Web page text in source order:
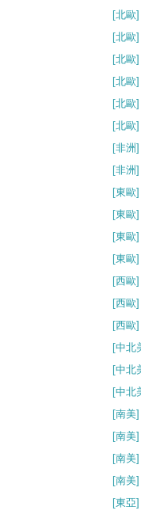
[北歐
[北歐
[北歐
[北歐
[北歐
[北歐
[非洲
[非洲
[東歐
[東歐
[東歐
[東歐
[西歐
[西歐
[西歐
[中北
[中北
[中北
[南美
[南美
[南美
[南美
[東亞